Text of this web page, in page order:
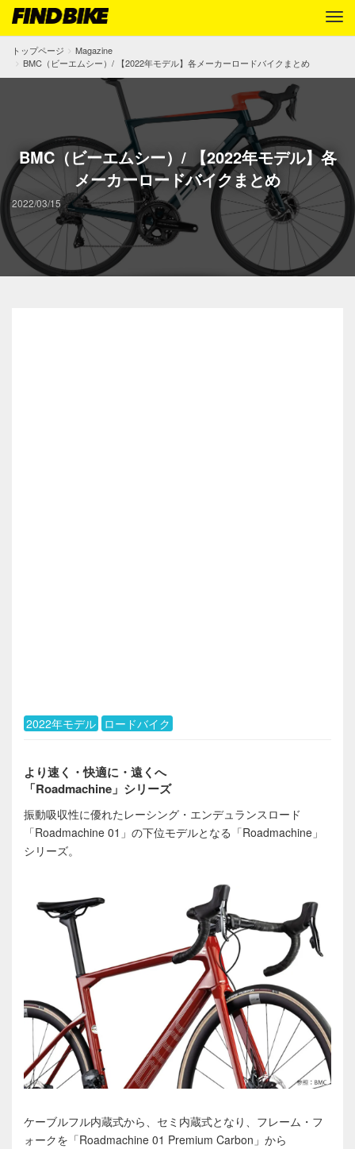
トップページ
Magazine
BMC（ビーエムシー）/ 【2022年モデル】各メーカーロードバイクまとめ
BMC（ビーエムシー）/ 【2022年モデル】各
メーカーロードバイクまとめ
2022/03/15
2022年モデル ロードバイク
より速く・快適に・遠くへ
「Roadmachine」シリーズ
振動吸収性に優れたレーシング・エンデュランスロード
「Roadmachine 01」の下位モデルとなる「Roadmachine」
シリーズ。
ケーブルフル内蔵式から、セミ内蔵式となり、フレーム・フ
ォークを「Roadmachine 01 Premium Carbon」から